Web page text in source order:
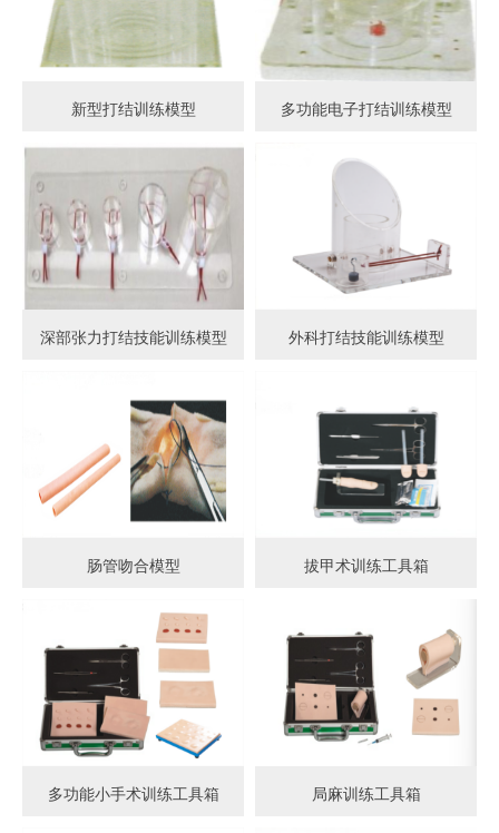
新型打结训练模型 多功能电子打结训练模型
深部张力打结技能训练模型 外科打结技能训练模型
肠管吻合模型 拔甲术训练工具箱
多功能小手术训练工具箱 局麻训练工具箱